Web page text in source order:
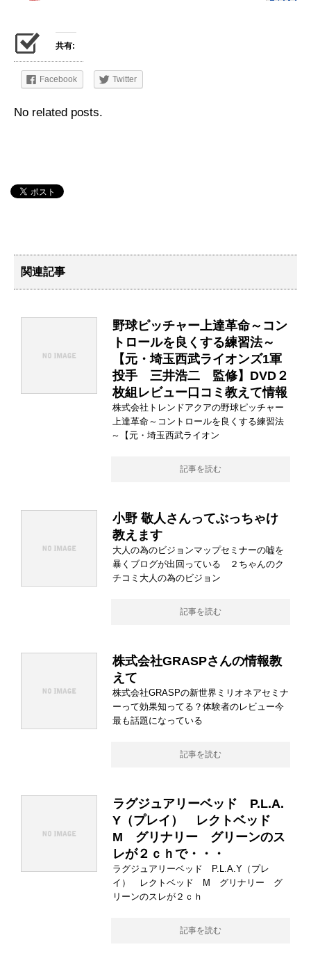
共有:
Facebook Twitter
No related posts.
関連記事
野球ピッチャー上達革命～コン
トロールを良くする練習法～
【元・埼玉西武ライオンズ1軍
投手 三井浩二 監修】DVD２
枚組レビュー口コミ教えて情報
株式会社トレンドアクアの野球ピッチャー
上達革命～コントロールを良くする練習法
～【元・埼玉西武ライオン
記事を読む
小野 敬人さんってぶっちゃけ
教えます
大人の為のビジョンマップセミナーの嘘を
暴くブログが出回っている ２ちゃんのク
チコミ大人の為のビジョン
記事を読む
株式会社GRASPさんの情報教
えて
株式会社GRASPの新世界ミリオネアセミナ
ーって効果知ってる？体験者のレビュー今
最も話題になっている
記事を読む
ラグジュアリーベッド P.L.A.
Y（プレイ） レクトベッド
M グリナリー グリーンのス
レが２ｃｈで・・・
ラグジュアリーベッド P.L.A.Y（プレ
イ） レクトベッド M グリナリー グ
リーンのスレが２ｃｈ
記事を読む